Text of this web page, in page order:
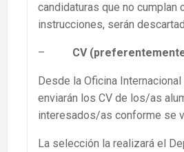
candidaturas que no cumplan
instrucciones, serán
– CV
Desde la Oficina Internacional
enviarán los CV de los/as
interesados/as conforme se
La selección la realizará el